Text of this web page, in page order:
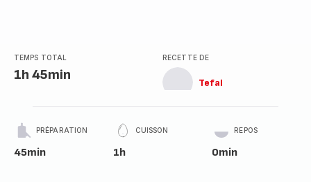
TEMPS TOTAL
1h 45min
RECETTE DE
Tefal
PRÉPARATION
45min
CUISSON
1h
REPOS
0min